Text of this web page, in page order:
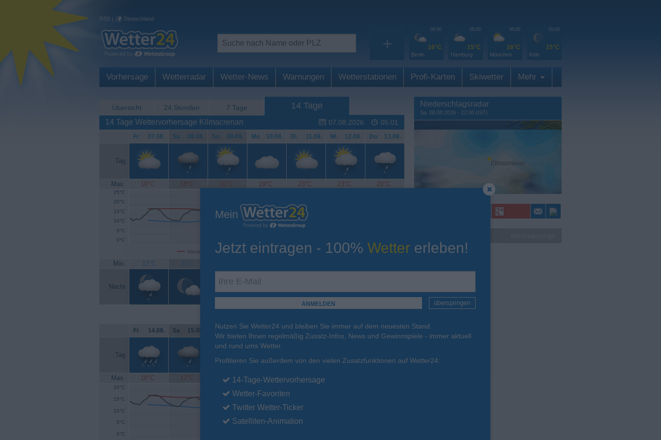
RSS | Deutschland
+
05:00
16°C
Berlin
05:00
15°C
Hamburg
06:00
16°C
München
05:00
15°C
Köln
Vorhersage Wetterradar Wetter-News Warnungen Wetterstationen Profi-Karten Skiwetter Mehr
Übersicht 24 Stunden 7 Tage 14 Tage
07.08.2026 05:01
14 Tage Wettervorhersage Kilmacrenan
Fr. 07.08. Sa. 08.08. So. 09.08. Mo. 10.08. Di. 11.08. Mi. 12.08. Do. 13.08.
Tag
Max. 18°C 18°C 16°C 19°C 23°C 23°C 20°C
Höchsttemperatur Tiefsttemperatur Aktuelle Temperatur
0°C
5°C
10°C
15°C
20°C
25°C
Min. 12°C 11°C
Nacht
Fr. 14.08. Sa. 15.08. So. 16.08. Mo. 17.08. Di. 18.08. Mi. 19.08. Do. 20.08.
Tag
Max. 18°C 17°C 18°C 19°C 19°C
0°C
5°C
10°C
15°C
20°C
Niederschlagsradar
Sa. 08.08.2026 - 22:00 (IST)
Kilmacrenan
Mein
Jetzt eintragen - 100% Wetter erleben!
überspringen
Nutzen Sie Wetter24 und bleiben Sie immer auf dem neuesten Stand.
Wir bieten Ihnen regelmäßig Zusatz-Infos, News und Gewinnspiele - immer aktuell
und rund ums Wetter.
Profitieren Sie außerdem von den vielen Zusatzfunktionen auf Wetter24:
14-Tage-Wettervorhersage
Wetter-Favoriten
Twitter Wetter-Ticker
Satelliten-Animation